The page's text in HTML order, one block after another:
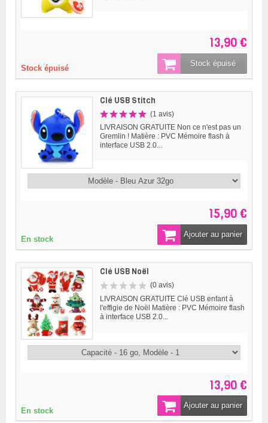
13,90 €
Stock épuisé
Stock épuisé
Clé USB Stitch
(1 avis)
LIVRAISON GRATUITE Non ce n'est pas un
Gremlin ! Matière : PVC Mémoire flash à
interface USB 2.0...
15,90 €
En stock
Ajouter au panier
Clé USB Noël
(0 avis)
LIVRAISON GRATUITE Clé USB enfant à
l'effigie de Noël Matière : PVC Mémoire flash
à interface USB 2.0...
13,90 €
En stock
Ajouter au panier